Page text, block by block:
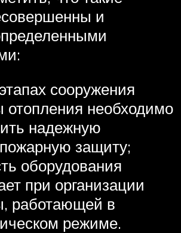
и
сооружения
отопления необходимо
надежную
защиту;
оборудования
при организации
работающей в
режиме.